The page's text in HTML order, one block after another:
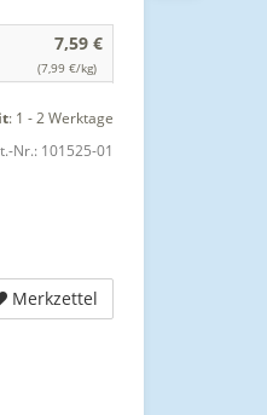
7,59 €
(7,99 €/kg)
: 1 - 2 Werktage
Nr.: 101525-01
Merkzettel